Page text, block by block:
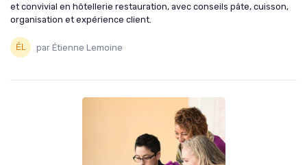
et convivial en hôtellerie restauration, avec conseils pâte, cuisson,
organisation et expérience client.
par Étienne Lemoine